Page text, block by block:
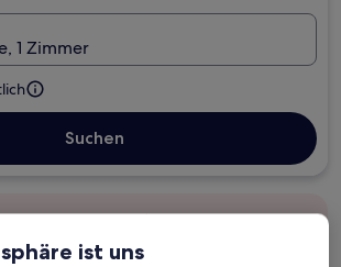
1 Zimmer
Suchen
Stornierung bei
ist uns